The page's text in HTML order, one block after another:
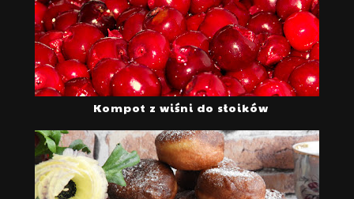
Kompot z wiśni do słoików